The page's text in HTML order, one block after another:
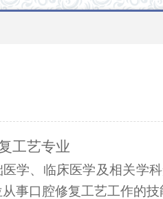
工艺专业
学、临床医学及相关学
事口腔修复工艺工作的技